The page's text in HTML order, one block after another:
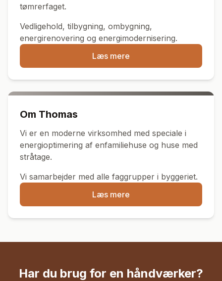
tømrerfaget.
Vedligehold, tilbygning, ombygning,
energirenovering og energimodernisering.
Læs mere
Om Thomas
Vi er en moderne virksomhed med speciale i
energioptimering af enfamiliehuse og huse med
stråtage.
Vi samarbejder med alle faggrupper i byggeriet.
Læs mere
Har du brug for en håndværker?